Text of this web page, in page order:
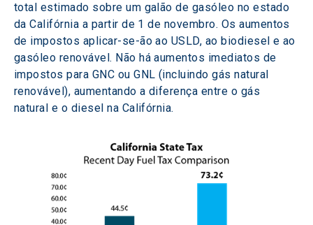
total estimado sobre um galão de gasóleo no estado
da Califórnia a partir de 1 de novembro. Os aumentos
de impostos aplicar-se-ão ao USLD, ao biodiesel e ao
gasóleo renovável. Não há aumentos imediatos de
impostos para GNC ou GNL (incluindo gás natural
renovável), aumentando a diferença entre o gás
natural e o diesel na Califórnia.